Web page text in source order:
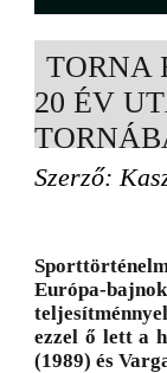
TORNA
20 ÉV
Szerző:
Európa-
ezzel ő lett a
(1989) és